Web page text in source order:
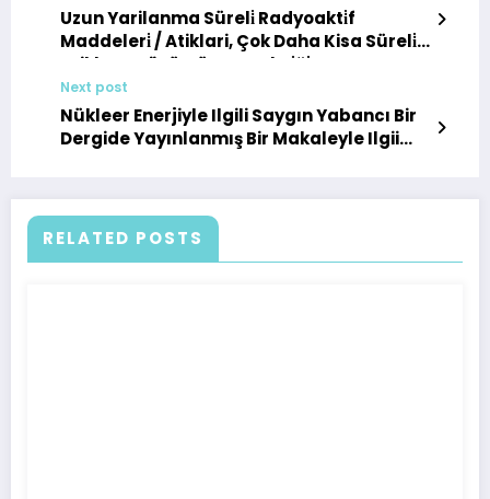
Uzun Yarilanma Süreli̇ Radyoakti̇f
Maddeleri̇ / Atiklari, Çok Daha Kisa Süreli̇
Atiklara Dönüştürme Tekni̇ği̇:
Accelerator-driven System (Ads)
Next post
Nükleer Enerjiyle Ilgili Saygın Yabancı Bir
Dergide Yayınlanmış Bir Makaleyle Ilgii
RELATED POSTS